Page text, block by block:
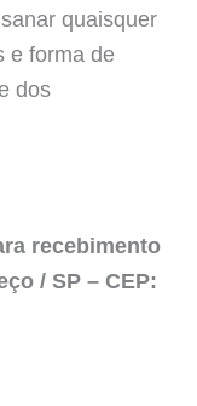
quaisquer
e forma de
dos
recebimento
/ SP – CEP: